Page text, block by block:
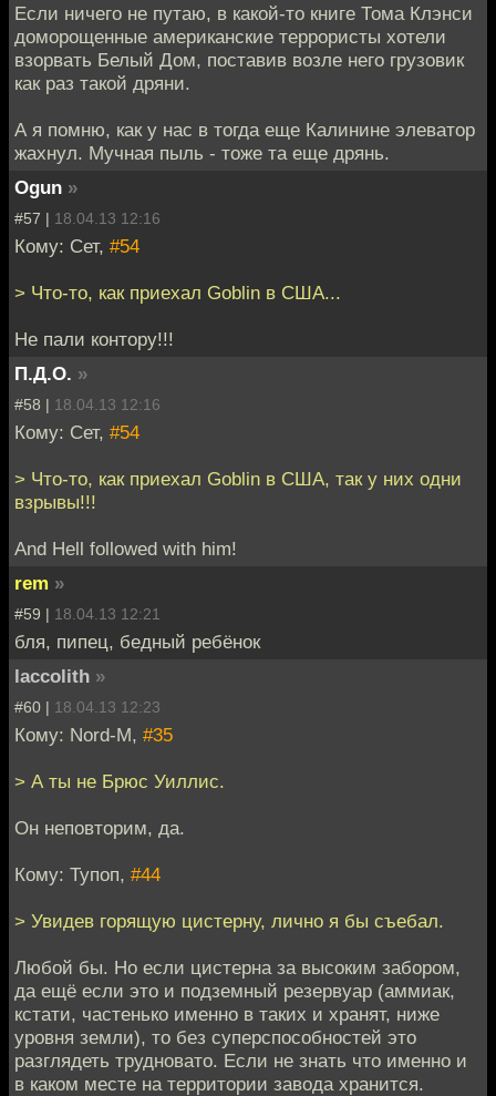
Если ничего не путаю, в какой-то книге Тома Клэнси
доморощенные американские террористы хотели
взорвать Белый Дом, поставив возле него грузовик
как раз такой дряни.
А я помню, как у нас в тогда еще Калинине элеватор
жахнул. Мучная пыль - тоже та еще дрянь.
Ogun »
#57 | 18.04.13 12:16
Кому: Сет, #54
> Что-то, как приехал Goblin в США...
Не пали контору!!!
П.Д.О. »
#58 | 18.04.13 12:16
Кому: Сет, #54
> Что-то, как приехал Goblin в США, так у них одни
взрывы!!!
And Hell followed with him!
rem »
#59 | 18.04.13 12:21
бля, пипец, бедный ребёнок
laccolith »
#60 | 18.04.13 12:23
Кому: Nord-M, #35
> А ты не Брюс Уиллис.
Он неповторим, да.
Кому: Тупоп, #44
> Увидев горящую цистерну, лично я бы съебал.
Любой бы. Но если цистерна за высоким забором,
да ещё если это и подземный резервуар (аммиак,
кстати, частенько именно в таких и хранят, ниже
уровня земли), то без суперспособностей это
разглядеть трудновато. Если не знать что именно и
в каком месте на территории завода хранится.